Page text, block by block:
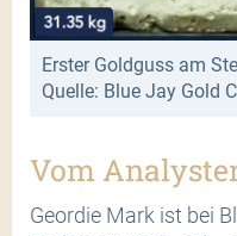
Erster Goldguss am
Quelle: Blue Jay Gold
Vom
Geordie Mark ist bei